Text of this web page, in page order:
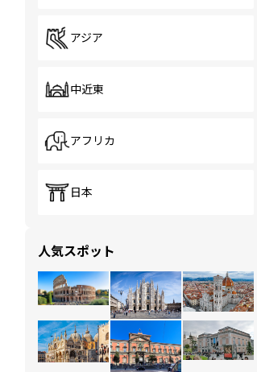
アジア
中近東
アフリカ
日本
人気スポット